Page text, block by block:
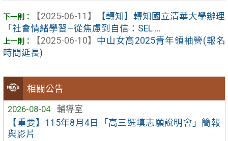
相關公告
2026-08-04
輔導室
【重要】115年8月4日「高三選填志願說明會」簡報
與影片
【2025-06-11】
【轉知】轉知國立清華大學辦理
「社會情緒學習—從焦慮到自信：SEL ...
【2025-06-10】 中山女高2025青年領袖營(報名
時間延長)